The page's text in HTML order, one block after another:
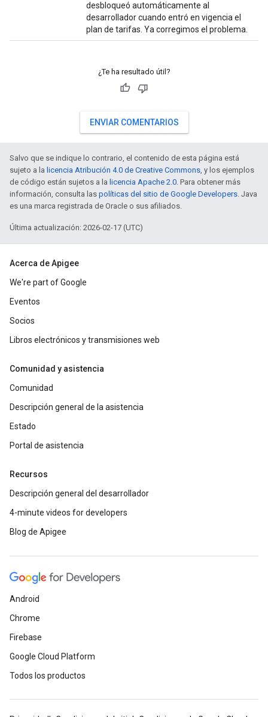
desbloqueó automáticamente al
desarrollador cuando entró en vigencia el
plan de tarifas. Ya corregimos el problema.
¿Te ha resultado útil?
ENVIAR COMENTARIOS
Salvo que se indique lo contrario, el contenido de esta página está
sujeto a la licencia Atribución 4.0 de Creative Commons, y los ejemplos
de código están sujetos a la licencia Apache 2.0. Para obtener más
información, consulta las políticas del sitio de Google Developers. Java
es una marca registrada de Oracle o sus afiliados.
Última actualización: 2026-02-17 (UTC)
Acerca de Apigee
We're part of Google
Eventos
Socios
Libros electrónicos y transmisiones web
Comunidad y asistencia
Comunidad
Descripción general de la asistencia
Estado
Portal de asistencia
Recursos
Descripción general del desarrollador
4-minute videos for developers
Blog de Apigee
Android
Chrome
Firebase
Google Cloud Platform
Todos los productos